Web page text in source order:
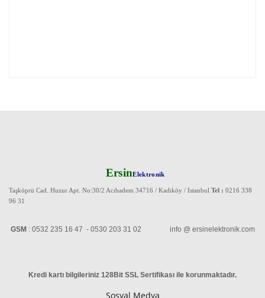
ErsinElektronik
Taşköprü Cad. Huzur Apt. No:30/2 Acıbadem 34716 / Kadıköy / Istanbul Tel : 0216 338
96 31
GSM : 0532 235 16 47 - 0530 203 31 02 info @ ersinelektronik.com
Kredi kartı bilgileriniz 128Bit SSL Sertifikası ile korunmaktadır.
Sosyal Medya